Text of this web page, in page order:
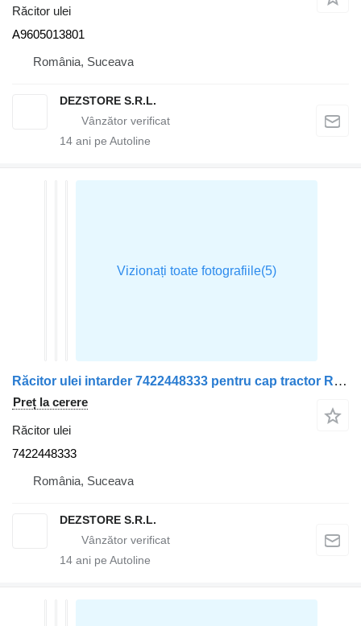
Răcitor ulei
A9605013801
România, Suceava
DEZSTORE S.R.L.
14 ani pe Autoline
Răcitor ulei intarder 7422448333 pentru cap tractor Renault PREMIUM
Preț la cerere
Răcitor ulei
7422448333
România, Suceava
DEZSTORE S.R.L.
14 ani pe Autoline